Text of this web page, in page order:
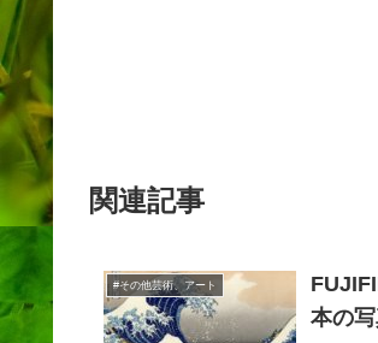
関連記事
#その他芸術、アート
本の